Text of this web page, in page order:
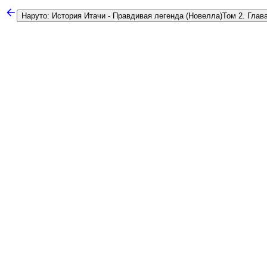
Наруто: История Итачи - Правдивая легенда (Новелла)Том 2.